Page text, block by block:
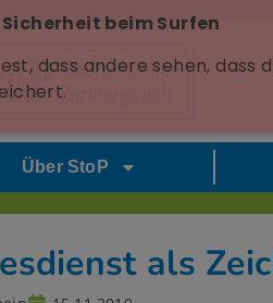
Über StoP
als
beim Surfen
dass andere sehen, dass